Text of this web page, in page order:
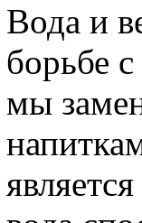
Вода и
борьбе
мы